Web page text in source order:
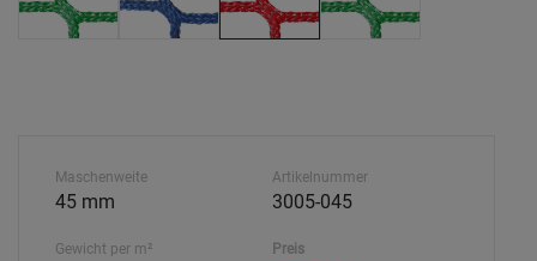
Maschenweite
45 mm
Gewicht per m²
Artikelnummer
3005-045
Preis